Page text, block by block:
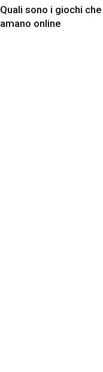
Quali sono i giochi
amano online